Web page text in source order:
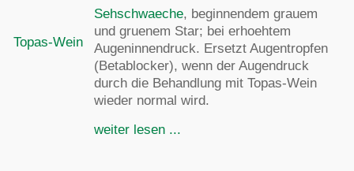
Topas-Wein
Sehschwaeche, beginnendem grauem
und gruenem Star; bei erhoehtem
Augeninnendruck. Ersetzt Augentropfen
(Betablocker), wenn der Augendruck
durch die Behandlung mit Topas-Wein
wieder normal wird.
weiter lesen ...